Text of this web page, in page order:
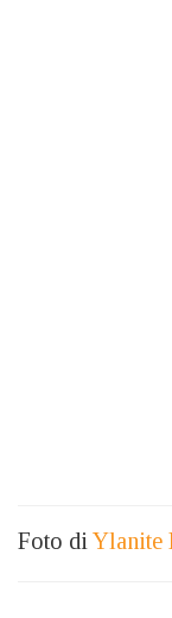
Foto di Ylanite